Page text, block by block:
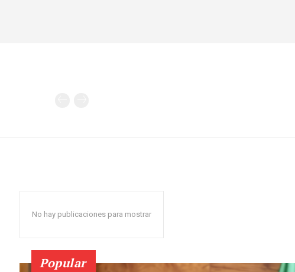
No hay publicaciones para mostrar
Popular